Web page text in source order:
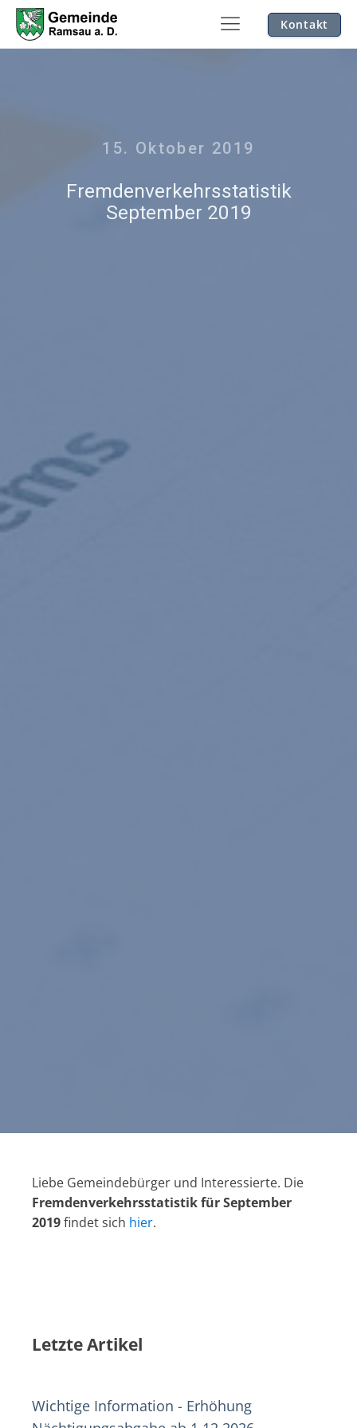
Kontakt
15. Oktober 2019
Fremdenverkehrsstatistik
September 2019
Liebe Gemeindebürger und Interessierte. Die
Fremdenverkehrsstatistik für September
2019findet sich hier.
Letzte Artikel
Wichtige Information - Erhöhung